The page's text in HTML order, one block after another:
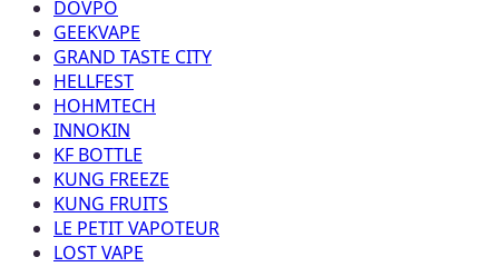
DOVPO
GEEKVAPE
GRAND TASTE CITY
HELLFEST
HOHMTECH
INNOKIN
KF BOTTLE
KUNG FREEZE
KUNG FRUITS
LE PETIT VAPOTEUR
LOST VAPE